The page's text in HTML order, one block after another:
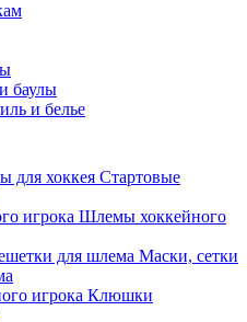
баулы
и белье
Стартовые
Шлемы хоккейного
Маски, сетки
Клюшки